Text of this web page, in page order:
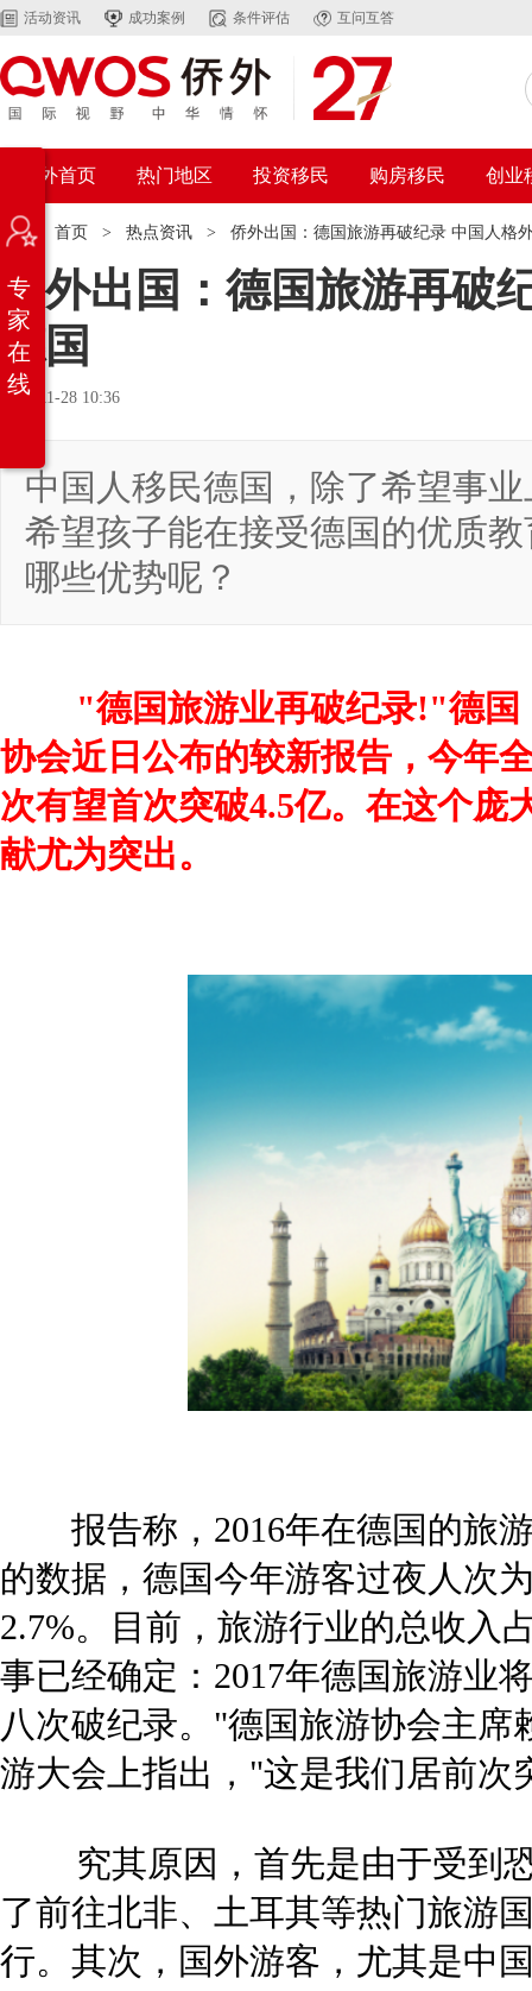
活动资讯 成功案例 条件评估 互问互答
侨外首页 热门地区 投资移民 购房移民 创业
位置： 首页 > 热点资讯 > 侨外出国：德国旅游再破纪录 中国人格
侨外出国：德国旅游再破
德国
2017-11-28 10:36
中国人移民德国，除了希望事
希望孩子能在接受德国的优质
哪些优势呢？
"德国旅游业再破纪录!"德国
协会近日公布的较新报告，今年
次有望首次突破4.5亿。在这个庞
献尤为突出。
报告称，2016年在德国的旅游
的数据，德国今年游客过夜人次
2.7%。目前，旅游行业的总收入
事已经确定：2017年德国旅游业
八次破纪录。"德国旅游协会主席
游大会上指出，"这是我们居前次
究其原因，首先是由于受到恐
了前往北非、土耳其等热门旅游
行。其次，国外游客，尤其是中
专
家
在
线